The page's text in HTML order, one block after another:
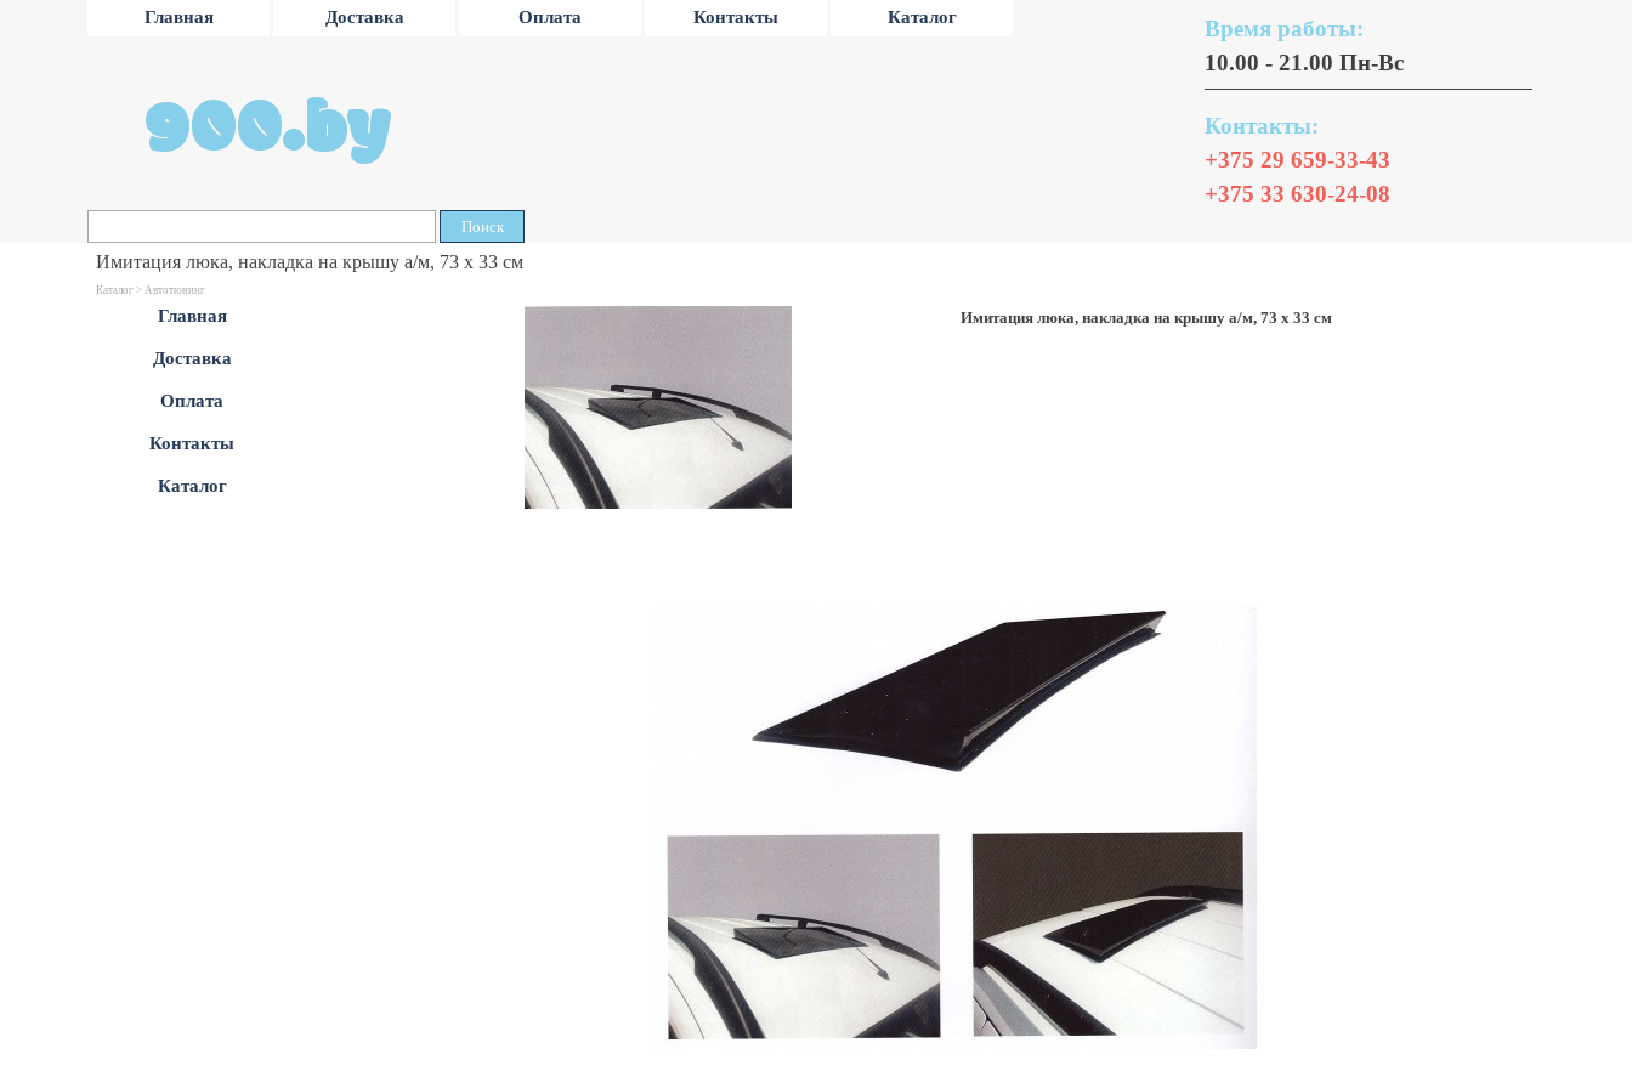
Время работы:
10.00 - 21.00 Пн-Вс
Контакты:
+375 29 659-33-43
+375 33 630-24-08
Главная Доставка Оплата Контакты Каталог
900.by
Поиск
Имитация люка, накладка на крышу а/м, 73 х 33 см
Каталог >Автотюнинг
Главная
Доставка
Оплата
Контакты
Каталог
Имитация люка, накладка на крышу а/м, 73 х 33 см